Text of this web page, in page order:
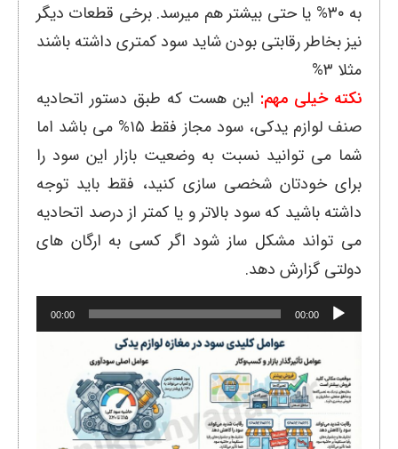
به ۳۰% یا حتی بیشتر هم میرسد. برخی قطعات دیگر
نیز بخاطر رقابتی بودن شاید سود کمتری داشته باشند
مثلا ۳%
نکته خیلی مهم: این هست که طبق دستور اتحادیه
صنف لوازم یدکی، سود مجاز فقط ۱۵% می باشد اما
شما می توانید نسبت به وضعیت بازار این سود را
برای خودتان شخصی سازی کنید، فقط باید توجه
داشته باشید که سود بالاتر و یا کمتر از درصد اتحادیه
می تواند مشکل ساز شود اگر کسی به ارگان های
دولتی گزارش دهد.
پخش‌کننده
صوت
00:00
00:00